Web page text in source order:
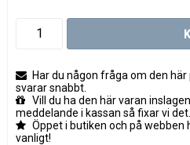
Har du någon fråga om den
svarar snabbt.
Vill du ha den här varan
meddelande i kassan så fixar vi det.
Öppet i butiken och på webben
vanligt!